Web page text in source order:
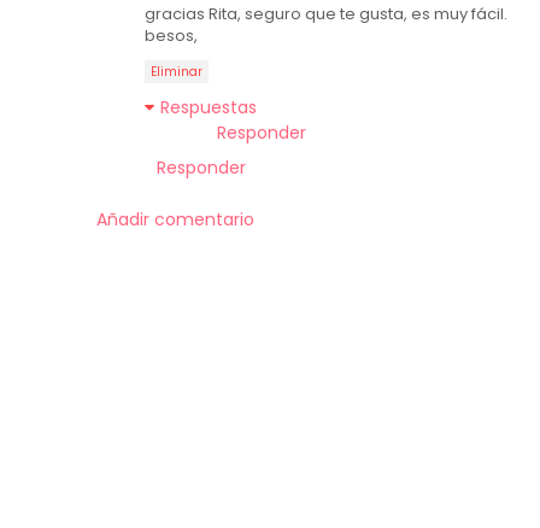
gracias Rita, seguro que te gusta, es muy fácil.
besos,
Eliminar
Respuestas
Responder
Responder
Añadir comentario